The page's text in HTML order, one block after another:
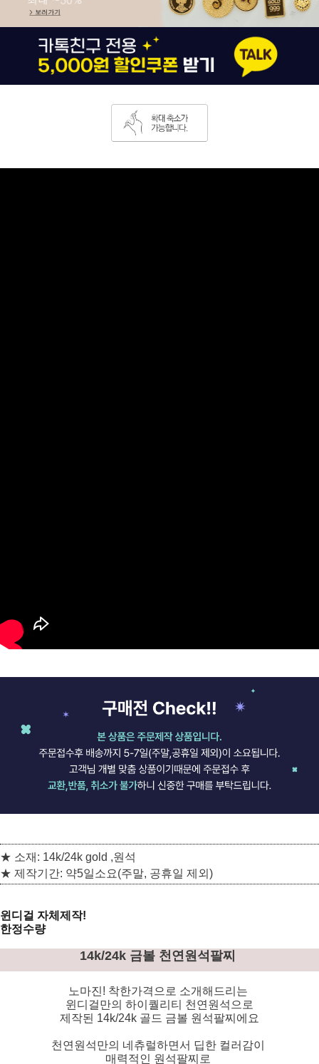
★ 소재: 14k/24k gold ,원석
★ 제작기간: 약5일소요(주말, 공휴일 제외)
윈디걸 자체제작!
한정수량
14k/24k 금볼 천연원석팔찌
노마진! 착한가격으로 소개해드리는
윈디걸만의 하이퀄리티 천연원석으로
제작된 14k/24k 골드 금볼 원석팔찌에요
천연원석만의 네츄럴하면서 딥한 컬러감이
매력적인 원석팔찌로